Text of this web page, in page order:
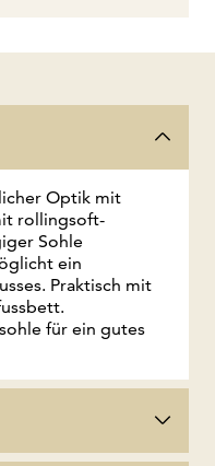
Optik mit
rollingsoft-
Sohle
ein
Praktisch mit
für ein gutes